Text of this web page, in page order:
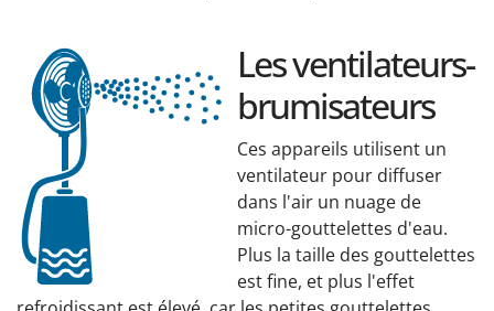
Les ventilateurs-
brumisateurs
Ces appareils utilisent un
ventilateur pour diffuser
dans l'air un nuage de
micro-gouttelettes d'eau.
Plus la taille des gouttelettes
est fine, et plus l'effet